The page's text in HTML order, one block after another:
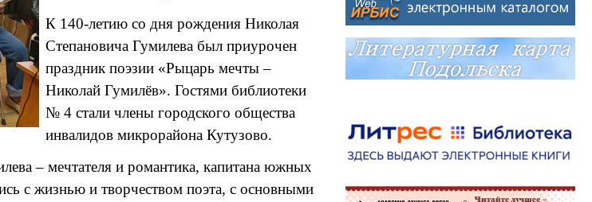
К 140-летию со дня рождения Николая
Степановича Гумилева был приурочен
праздник поэзии «Рыцарь мечты –
Николай Гумилёв». Гостями библиотеки
№ 4 стали члены городского общества
инвалидов микрорайона Кутузово.
– мечтателя и романтика, капитана южных
с жизнью и творчеством поэта, с основными